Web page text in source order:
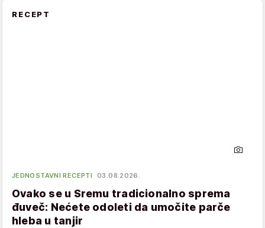
RECEPT
JEDNOSTAVNI RECEPTI 03.08.2026.
Ovako se u Sremu tradicionalno sprema
đuveč: Nećete odoleti da umočite parče
hleba u tanjir